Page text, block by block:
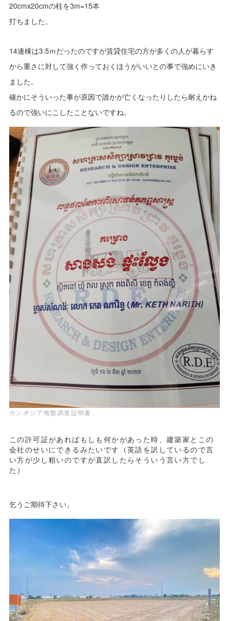
20cmx20cmの柱を3m=15本
打ちました。
14連棟は3.5ｍだったのですが賃貸住宅の方が多くの人が暮らす
から重さに対して強く作っておくほうがいいとの事で強めにいき
ました。
確かにそういった事が原因で誰かが亡くなったりしたら耐えかね
るので強いにこしたことないですね。
カンボジア地盤調査証明書
この許可証があればもしも何かがあった時、建築家とこの
会社のせいにできるみたいです（英語を訳しているので言
い方が少し粗いのですが直訳したらそういう言い方でし
た）
乞うご期待下さい。